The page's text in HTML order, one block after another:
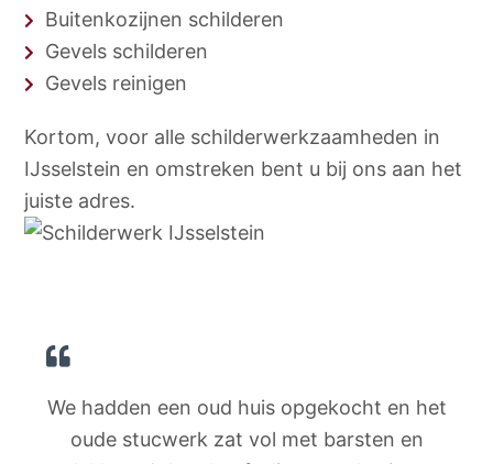
Buitenkozijnen schilderen
Gevels schilderen
Gevels reinigen
Kortom, voor alle schilderwerkzaamheden in
IJsselstein en omstreken bent u bij ons aan het
juiste adres.
We hadden een oud huis opgekocht en het
oude stucwerk zat vol met barsten en